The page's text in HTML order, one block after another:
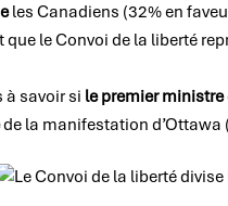
les Canadiens (32% en
le Convoi de la liberté
à savoir si le premier ministre
de la manifestation d’Ottawa